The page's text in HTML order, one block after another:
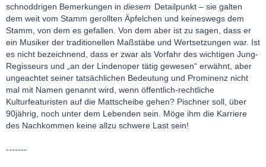
schnoddrigen Bemerkungen in diesem Detailpunkt – sie galten
dem weit vom Stamm gerollten Äpfelchen und keineswegs dem
Stamm, von dem es gefallen. Von dem aber ist zu sagen, dass er
ein Musiker der traditionellen Maßstäbe und Wertsetzungen war. Ist
es nicht bezeichnend, dass er zwar als Vorfahr des wichtigen Jung-
Regisseurs und „an der Lindenoper tätig gewesen“ erwähnt, aber
ungeachtet seiner tatsächlichen Bedeutung und Prominenz nicht
mal mit Namen genannt wird, wenn öffentlich-rechtliche
Kulturfeaturisten auf die Mattscheibe gehen? Pischner soll, über
90jährig, noch unter dem Lebenden sein. Möge ihm die Karriere
des Nachkommen keine allzu schwere Last sein!
-------